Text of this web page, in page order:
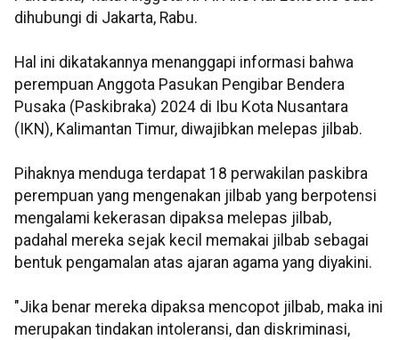
dihubungi di Jakarta, Rabu.
Hal ini dikatakannya menanggapi informasi bahwa
perempuan Anggota Pasukan Pengibar Bendera
Pusaka (Paskibraka) 2024 di Ibu Kota Nusantara
(IKN), Kalimantan Timur, diwajibkan melepas jilbab.
Pihaknya menduga terdapat 18 perwakilan paskibra
perempuan yang mengenakan jilbab yang berpotensi
mengalami kekerasan dipaksa melepas jilbab,
padahal mereka sejak kecil memakai jilbab sebagai
bentuk pengamalan atas ajaran agama yang diyakini.
"Jika benar mereka dipaksa mencopot jilbab, maka ini
merupakan tindakan intoleransi, dan diskriminasi,